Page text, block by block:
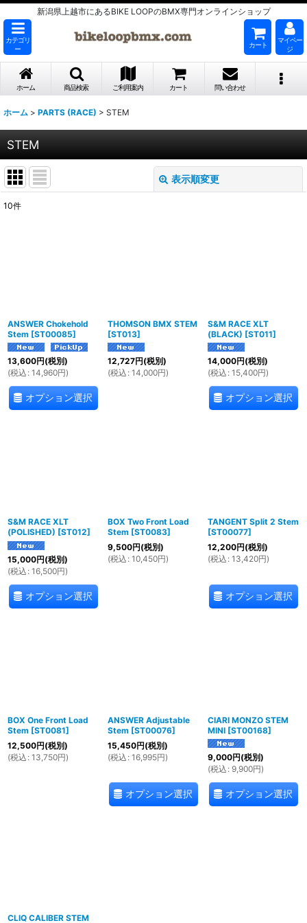
新潟県上越市にあるBIKE LOOPのBMX専門オンラインショップ
カテゴリ
ー
カート
マイペー
ジ
ホーム 商品検索 ご利用案内 カート 問い合わせ
ホーム > PARTS (RACE) > STEM
STEM
表示順変更
10件
ANSWER Chokehold
Stem [ST00085]
13,600円(税別)
(税込 : 14,960円)
オプション選択
THOMSON BMX STEM
[ST013]
12,727円(税別)
(税込 : 14,000円)
S&M RACE XLT
(BLACK) [ST011]
14,000円(税別)
(税込 : 15,400円)
オプション選択
S&M RACE XLT
(POLISHED) [ST012]
15,000円(税別)
(税込 : 16,500円)
オプション選択
BOX Two Front Load
Stem [ST0083]
9,500円(税別)
(税込 : 10,450円)
TANGENT Split 2 Stem
[ST00077]
12,200円(税別)
(税込 : 13,420円)
オプション選択
BOX One Front Load
Stem [ST0081]
12,500円(税別)
(税込 : 13,750円)
ANSWER Adjustable
Stem [ST00076]
15,450円(税別)
(税込 : 16,995円)
オプション選択
CIARI MONZO STEM
MINI [ST00168]
9,000円(税別)
(税込 : 9,900円)
オプション選択
CLIQ CALIBER STEM